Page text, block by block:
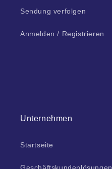
Sendung verfolgen
Anmelden / Registrieren
Unternehmen
Startseite